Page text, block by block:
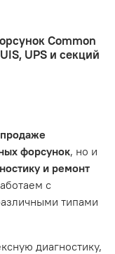
позиции
компанией,
автомобиль
вы, как клиент,
и
правил
Если у вас
системой,
и предложим
одним из
сможем
Common
UPS и секций
продаже
форсунок, но и
и ремонт
с
типами
диагностику,